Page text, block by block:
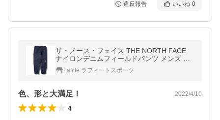
違反報告 いいね 0
ザ・ノース・フェイス THE NORTH FACE
ナイロンデニムフィールドパンツ メンズ NB
82136-ID
Lafitte ラフィートスポーツ
色、形と大満足！ 2022/4/10
4